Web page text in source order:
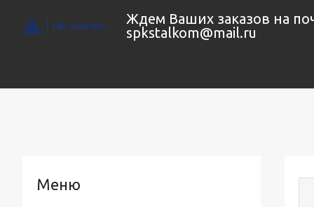
Ждем Ваших заказов на
spkstalkom@mail.ru